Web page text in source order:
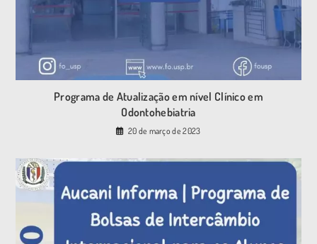
Programa de Atualização em nível Clínico em
Odontohebiatria
20 de março de 2023